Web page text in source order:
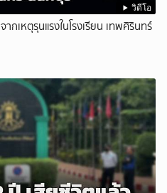
วิดีโอ
เหตุรุนแรงในโรงเรียน เทพศิรินทร์